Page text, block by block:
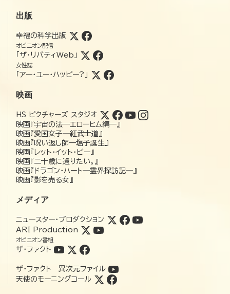
出版
幸福の科学出版
オピニオン配信
「ザ・リバティWeb」
女性誌
「アー・ユー・ハッピー?」
映画
HS ピクチャーズ スタジオ
映画『宇宙の法―エローヒム編―』
映画『愛国女子―紅武士道』
映画『呪い返し師—塩子誕生』
映画『レット・イット・ビー』
映画『二十歳に還りたい。』
映画『ドラゴン・ハート―霊界探訪記―』
映画『影を売る女』
メディア
ニュースター・プロダクション
ARI Production
オピニオン番組
ザ・ファクト
ザ・ファクト 異次元ファイル
天使のモーニングコール